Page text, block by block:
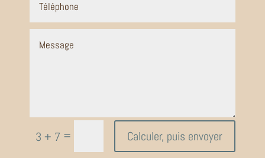
3 + 7 = Calculer, puis envoyer